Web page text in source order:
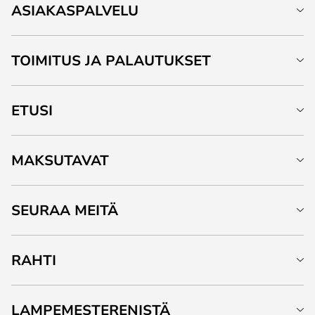
ASIAKASPALVELU
TOIMITUS JA PALAUTUKSET
ETUSI
MAKSUTAVAT
SEURAA MEITÄ
RAHTI
LAMPEMESTERENISTÄ